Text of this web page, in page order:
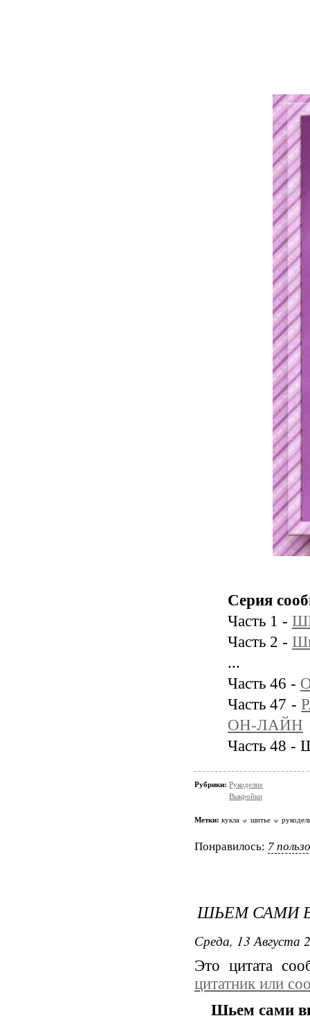
Серия
Часть 1 -
Часть 2 -
...
Часть 46 -
Часть 47 -
ОН-ЛАЙН
Часть 48 -
Рубрики: Рукоделие
Выкройки
Метки: кукла шитье
Понравилось: 7
ШЬЕМ САМИ
Среда, 13 Августа
Это цитата
цитатник или
Шьем сами